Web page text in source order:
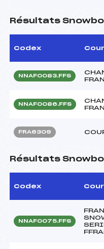
Résultats
Codex
NNAF0083.FFS
NNAF0086.FFS
FRA6309
Résultats
Codex
NNAF0075.FFS